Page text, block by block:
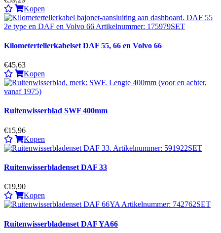
Kopen
Kilometertellerkabelset DAF 55, 66 en Volvo 66
€45,63
Kopen
Ruitenwisserblad SWF 400mm
€15,96
Kopen
Ruitenwisserbladenset DAF 33
€19,90
Kopen
Ruitenwisserbladenset DAF YA66